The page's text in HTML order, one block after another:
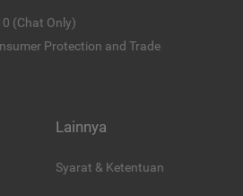
(Chat Only)
Protection and Trade
Lainnya
Syarat & Ketentuan